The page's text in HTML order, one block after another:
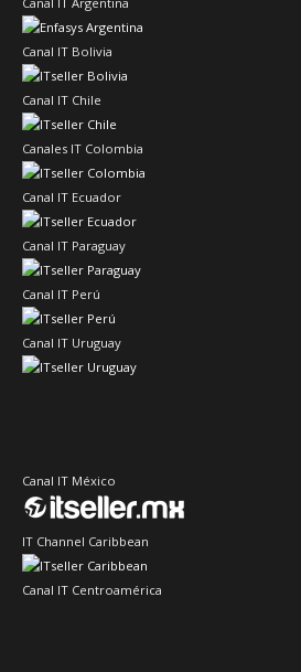
Canal IT Bolivia
Canal IT Chile
Canales IT Colombia
Canal IT Ecuador
Canal IT Paraguay
Canal IT Perú
Canal IT Uruguay
Canal IT México
IT Channel Caribbean
Canal IT Centroamérica